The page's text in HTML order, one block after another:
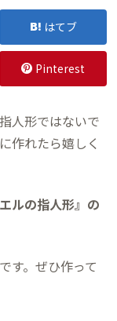
はてブ
Pinterest
人形ではないで
作れたら嬉しく
ルの指人形』の
す。ぜひ作って